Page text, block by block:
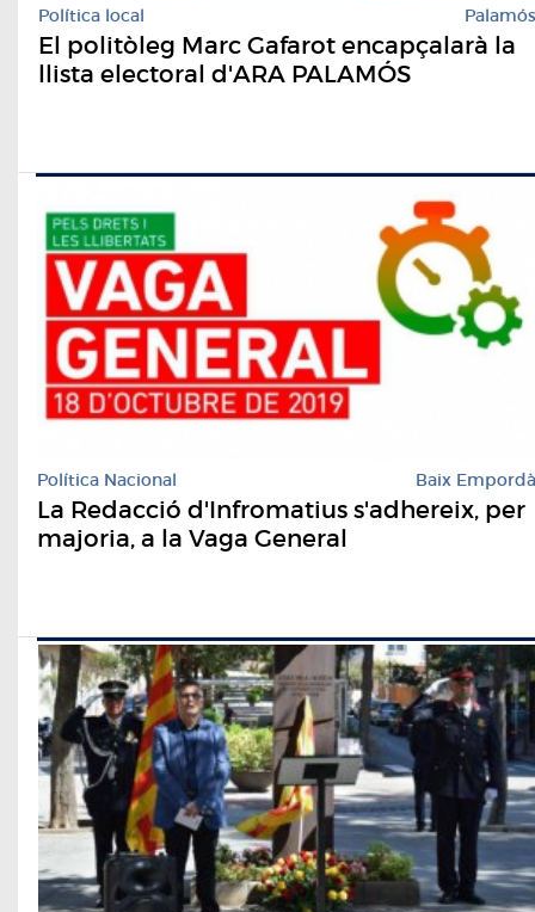
Política local Palamós
El politòleg Marc Gafarot encapçalarà la
llista electoral d'ARA PALAMÓS
Política Nacional Baix Empordà
La Redacció d'Infromatius s'adhereix, per
majoria, a la Vaga General